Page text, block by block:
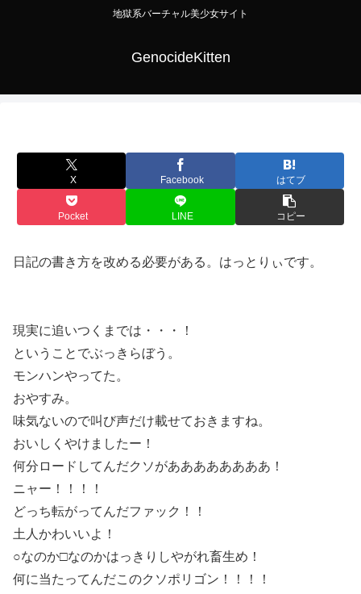
地獄系バーチャル美少女サイト
GenocideKitten
X Facebook はてブ
Pocket LINE コピー
日記の書き方を改める必要がある。はっとりぃです。
現実に追いつくまでは・・・！
ということでぶっきらぼう。
モンハンやってた。
おやすみ。
味気ないので叫び声だけ載せておきますね。
おいしくやけましたー！
何分ロードしてんだクソがああああああああ！
ニャー！！！！
どっち転がってんだファック！！
土人かわいいよ！
○なのか□なのかはっきりしやがれ畜生め！
何に当たってんだこのクソポリゴン！！！！